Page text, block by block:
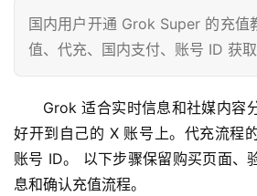
国内用户开通 Grok Super 的充值
值、代充、国内支付、账号 ID 获取
Grok 适合实时信息和社媒内容
好开到自己的 X 账号上。代充流程
账号 ID。 以下步骤保留购买页面、
息和确认充值流程。